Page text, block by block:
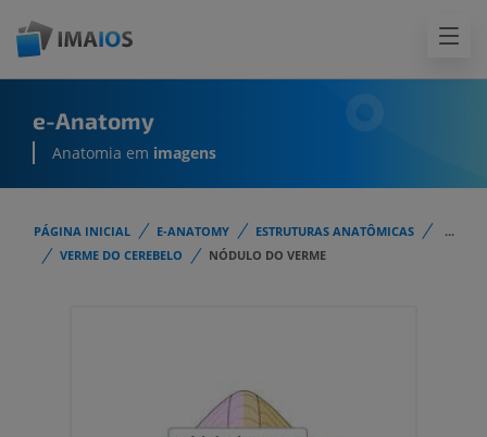
e-Anatomy
Anatomia em imagens
PÁGINA INICIAL E-ANATOMY ESTRUTURAS ANATÔMICAS
...
VERME DO CEREBELO
NÓDULO DO VERME